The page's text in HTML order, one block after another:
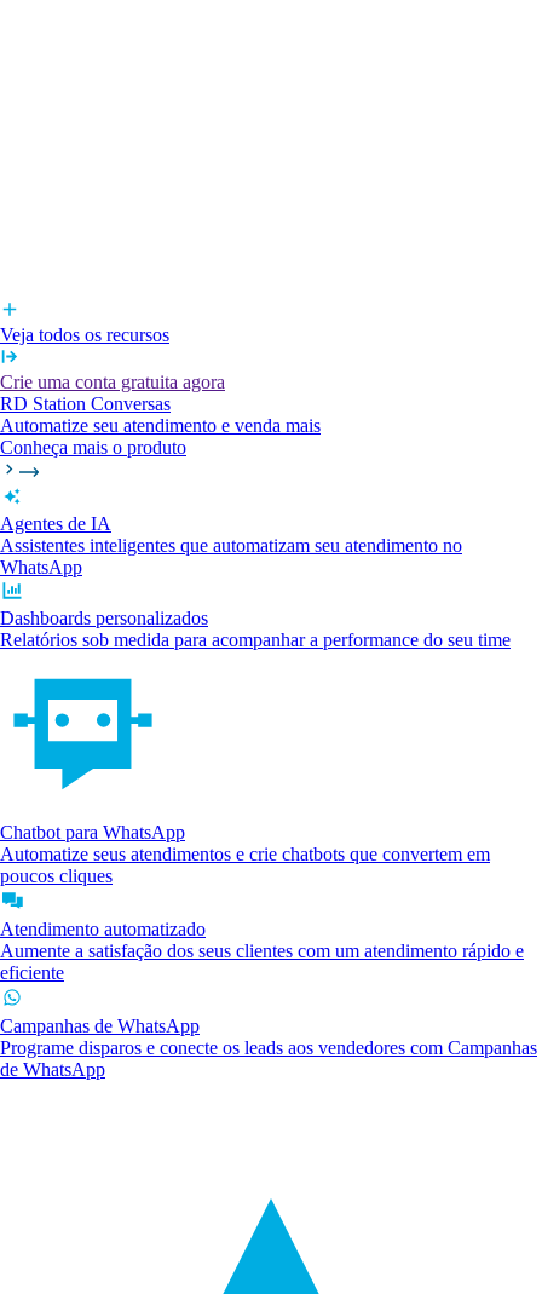
Veja todos os recursos
Crie uma conta gratuita agora
RD Station Conversas
Automatize seu atendimento e venda mais
Conheça mais o produto
Agentes de IA
Assistentes inteligentes que automatizam seu atendimento no
WhatsApp
Dashboards personalizados
Relatórios sob medida para acompanhar a performance do seu time
Chatbot para WhatsApp
Automatize seus atendimentos e crie chatbots que convertem em
poucos cliques
Atendimento automatizado
Aumente a satisfação dos seus clientes com um atendimento rápido e
eficiente
Campanhas de WhatsApp
Programe disparos e conecte os leads aos vendedores com Campanhas
de WhatsApp